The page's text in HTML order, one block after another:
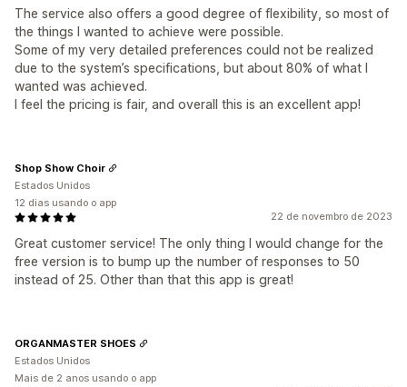
The service also offers a good degree of flexibility, so most of
the things I wanted to achieve were possible.
Some of my very detailed preferences could not be realized
due to the system’s specifications, but about 80% of what I
wanted was achieved.
I feel the pricing is fair, and overall this is an excellent app!
22 de novembro de 2023
Great customer service! The only thing I would change for the
free version is to bump up the number of responses to 50
instead of 25. Other than that this app is great!
Shop Show Choir
Estados Unidos
12 dias usando o app
ORGANMASTER SHOES
Estados Unidos
Mais de 2 anos usando o app